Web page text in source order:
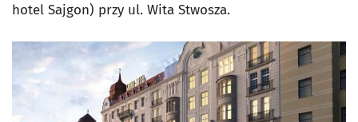
hotel Sajgon) przy ul. Wita Stwosza.